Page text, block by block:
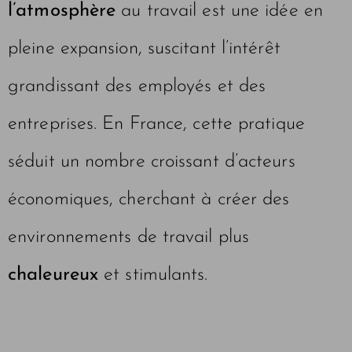
l’atmosphère au travail est une idée en
pleine expansion, suscitant l’intérêt
grandissant des employés et des
entreprises. En France, cette pratique
séduit un nombre croissant d’acteurs
économiques, cherchant à créer des
environnements de travail plus
chaleureux et stimulants.